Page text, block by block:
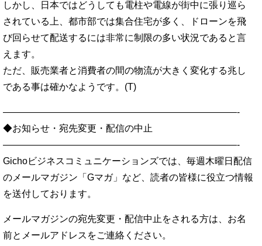
しかし、日本ではどうしても電柱や電線が街中に張り巡ら
されている上、都市部では集合住宅が多く、ドローンを飛
び回らせて配送するには非常に制限の多い状況であると言
えます。
ただ、販売業者と消費者の間の物流が大きく変化する兆し
である事は確かなようです。(T)
—————————————————————————-
◆お知らせ・宛先変更・配信の中止
—————————————————————————-
Gichoビジネスコミュニケーションズでは、毎週木曜日配信
のメールマガジン「Gマガ」など、読者の皆様に役立つ情報
を送付しております。
メールマガジンの宛先変更・配信中止をされる方は、お名
前とメールアドレスをご連絡ください。